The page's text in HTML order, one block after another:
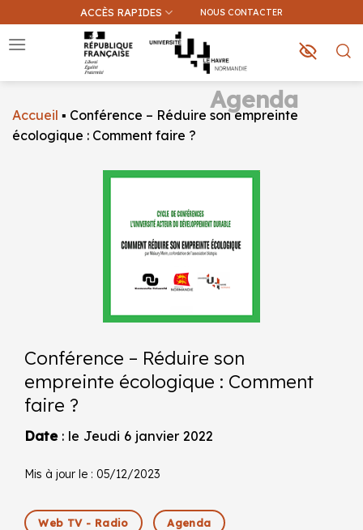
au
contenu
ACCÈS RAPIDES NOUS CONTACTER
Que recherchez-vous ?
Une formation
Accueil ▪ Conférence – Réduire son empreinte
écologique : Comment faire ?
Conférence – Réduire son
empreinte écologique : Comment
faire ?
Date: le Jeudi 6 janvier 2022
Mis à jour le : 05/12/2023
Web TV - Radio Agenda
Agenda